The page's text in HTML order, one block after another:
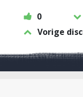
0
Vorige